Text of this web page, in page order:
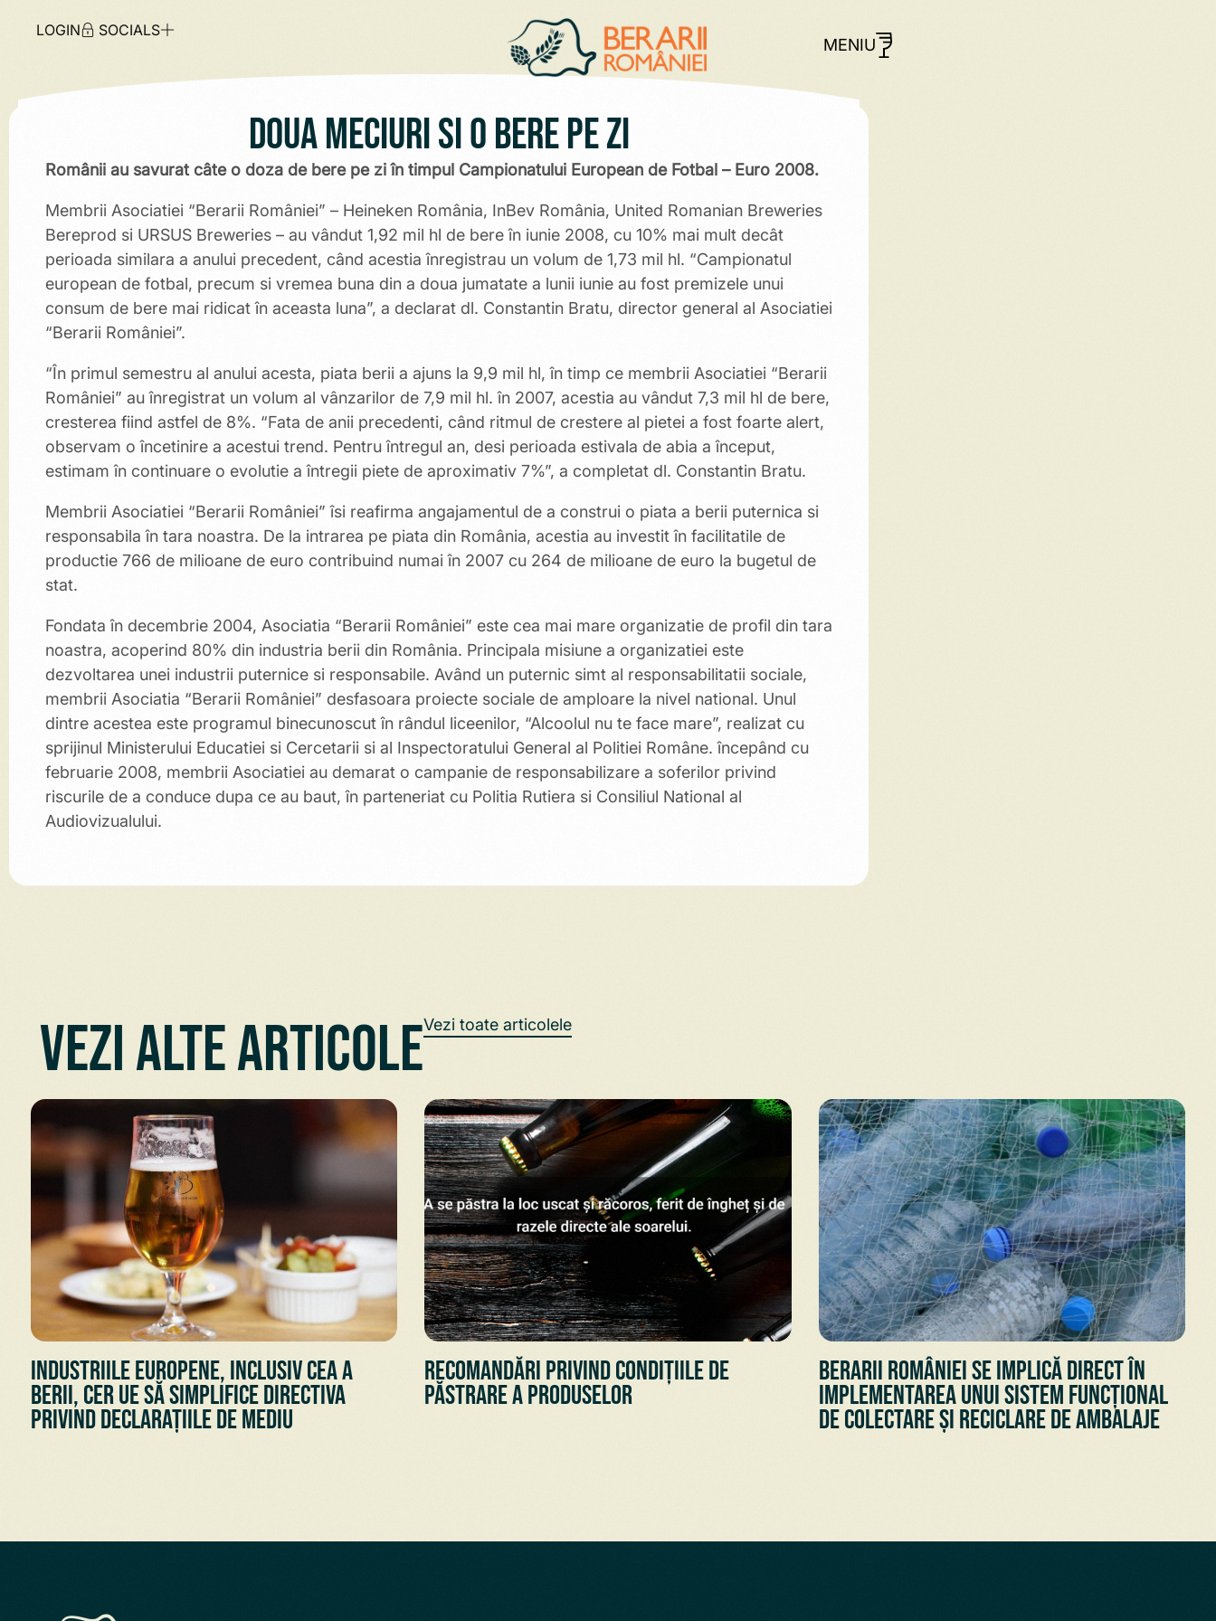
LOGIN SOCIALS
MENIU
Doua meciuri si o bere pe zi
Românii au savurat câte o doza de bere pe zi în timpul Campionatului European de Fotbal – Euro 2008.
Membrii Asociatiei “Berarii României” – Heineken România, InBev România, United Romanian Breweries
Bereprod si URSUS Breweries – au vândut 1,92 mil hl de bere în iunie 2008, cu 10% mai mult decât
perioada similara a anului precedent, când acestia înregistrau un volum de 1,73 mil hl. “Campionatul
european de fotbal, precum si vremea buna din a doua jumatate a lunii iunie au fost premizele unui
consum de bere mai ridicat în aceasta luna”, a declarat dl. Constantin Bratu, director general al Asociatiei
“Berarii României”.
“În primul semestru al anului acesta, piata berii a ajuns la 9,9 mil hl, în timp ce membrii Asociatiei “Berarii
României” au înregistrat un volum al vânzarilor de 7,9 mil hl. în 2007, acestia au vândut 7,3 mil hl de bere,
cresterea fiind astfel de 8%. “Fata de anii precedenti, când ritmul de crestere al pietei a fost foarte alert,
observam o încetinire a acestui trend. Pentru întregul an, desi perioada estivala de abia a început,
estimam în continuare o evolutie a întregii piete de aproximativ 7%”, a completat dl. Constantin Bratu.
Membrii Asociatiei “Berarii României” îsi reafirma angajamentul de a construi o piata a berii puternica si
responsabila în tara noastra. De la intrarea pe piata din România, acestia au investit în facilitatile de
productie 766 de milioane de euro contribuind numai în 2007 cu 264 de milioane de euro la bugetul de
stat.
Fondata în decembrie 2004, Asociatia “Berarii României” este cea mai mare organizatie de profil din tara
noastra, acoperind 80% din industria berii din România. Principala misiune a organizatiei este
dezvoltarea unei industrii puternice si responsabile. Având un puternic simt al responsabilitatii sociale,
membrii Asociatia “Berarii României” desfasoara proiecte sociale de amploare la nivel national. Unul
dintre acestea este programul binecunoscut în rândul liceenilor, “Alcoolul nu te face mare”, realizat cu
sprijinul Ministerului Educatiei si Cercetarii si al Inspectoratului General al Politiei Române. începând cu
februarie 2008, membrii Asociatiei au demarat o campanie de responsabilizare a soferilor privind
riscurile de a conduce dupa ce au baut, în parteneriat cu Politia Rutiera si Consiliul National al
Audiovizualului.
Vezi alte articoleVezi toate articolele
Industriile europene, inclusiv cea a
berii, cer UE să simplifice Directiva
privind declarațiile de mediu
Recomandări privind condițiile de
păstrare a Produselor
Berarii României se implică direct în
implementarea unui sistem funcțional
de colectare și reciclare de ambalaje